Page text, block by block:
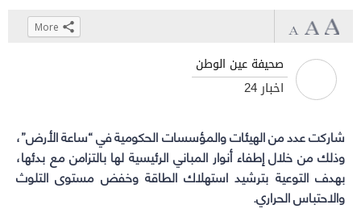
صحيفة عين الوطن
أخبار 24
شاركت عدد من الهيئات والمؤسسات الحكومية في“ساعة الأرض”،
وذلك من خلال إطفاء أنوار المباني الرئيسية لها بالتزامن مع بدئها،
بهدف التوعية بترشيد استهلاك الطاقة وخفض مستوى التلوث
والاحتباس الحراري.
(Opens
in
new
(Opens
in
new
(Opens
in
new
Click
(Opens
in
new
More